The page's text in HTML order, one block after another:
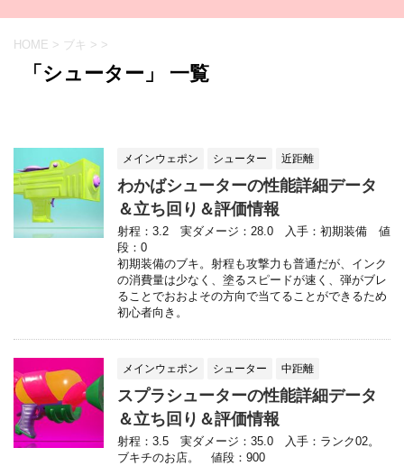
HOME > ブキ > >
「シューター」 一覧
メインウェポン シューター 近距離
わかばシューターの性能詳細データ
＆立ち回り＆評価情報
射程：3.2 実ダメージ：28.0 入手：初期装備 値
段：0
初期装備のブキ。射程も攻撃力も普通だが、インク
の消費量は少なく、塗るスピードが速く、弾がブレ
ることでおおよその方向で当てることができるため
初心者向き。
メインウェポン シューター 中距離
スプラシューターの性能詳細データ
＆立ち回り＆評価情報
射程：3.5 実ダメージ：35.0 入手：ランク02。
ブキチのお店。 値段：900